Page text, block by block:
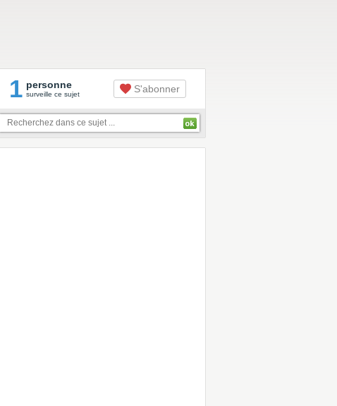
1 personne
surveille ce sujet S'abonner